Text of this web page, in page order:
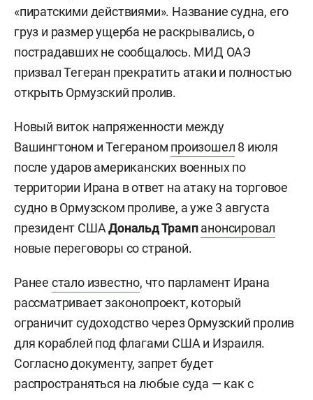
«пиратскими действиями». Название судна, его
груз и размер ущерба не раскрывались, о
пострадавших не сообщалось. МИД ОАЭ
призвал Тегеран прекратить атаки и полностью
открыть Ормузский пролив.
Новый виток напряженности между
Вашингтоном и Тегераном произошел 8 июля
после ударов американских военных по
территории Ирана в ответ на атаку на торговое
судно в Ормузском проливе, а уже 3 августа
президент СШАДональд Трамп анонсировал
новые переговоры со страной.
Ранее стало известно, что парламент Ирана
рассматривает законопроект, который
ограничит судоходство через Ормузский пролив
для кораблей под флагами США и Израиля.
Согласно документу, запрет будет
распространяться на любые суда — как с